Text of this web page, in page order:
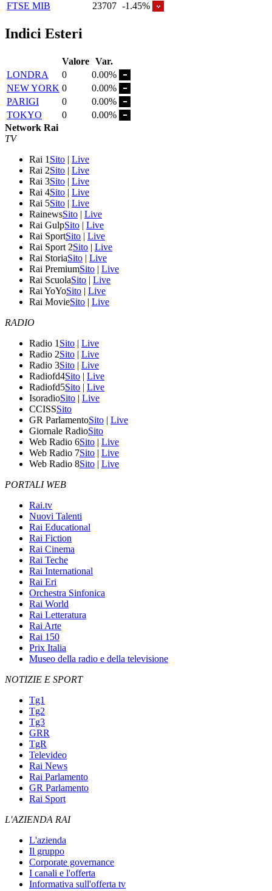
FTSE MIB
23707 -1.45%
Indici Esteri
Valore Var.
LONDRA
0
0.00%
NEW YORK 0
0.00%
PARIGI
0
0.00%
TOKYO
0
0.00%
Network Rai
TV
Rai 1 Sito | Live
Rai 2Sito | Live
Rai 3Sito | Live
Rai 4Sito | Live
Rai 5Sito | Live
RainewsSito | Live
Rai GulpSito | Live
Rai SportSito | Live
Rai Sport 2Sito | Live
Rai StoriaSito | Live
Rai PremiumSito | Live
Rai ScuolaSito | Live
Rai YoYoSito | Live
Rai MovieSito | Live
RADIO
Radio 1 Sito | Live
Radio 2Sito | Live
Radio 3Sito | Live
Radiofd4Sito | Live
Radiofd5Sito | Live
IsoradioSito | Live
CCISSSito
GR ParlamentoSito | Live
Giornale RadioSito
Web Radio 6Sito | Live
Web Radio 7Sito | Live
Web Radio 8Sito | Live
PORTALI WEB
Rai.tv
Nuovi Talenti
Rai Educational
Rai Fiction
Rai Cinema
Rai Teche
Rai International
Rai Eri
Orchestra Sinfonica
Rai World
Rai Letteratura
Rai Arte
Rai 150
Prix Italia
Museo della radio e della televisione
NOTIZIE E SPORT
Tg1
Tg2
Tg3
GRR
TgR
Televideo
Rai News
Rai Parlamento
GR Parlamento
Rai Sport
L'AZIENDA RAI
L'azienda
Il gruppo
Corporate governance
I canali e l'offerta
Informativa sull'offerta tv